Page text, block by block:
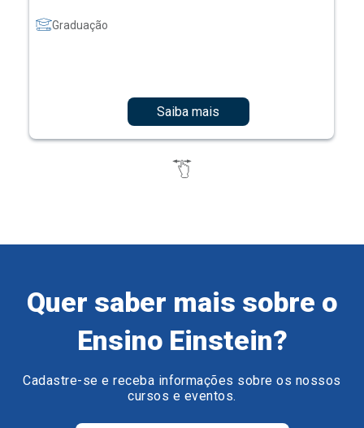
Graduação
Saiba mais
Quer saber mais sobre o
Ensino Einstein?
Cadastre-se e receba informações sobre os nossos
cursos e eventos.